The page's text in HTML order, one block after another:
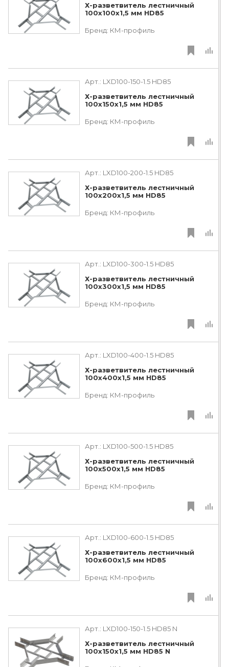
Х-разветвитель лестничный
100х100х1,5 мм HD85
Бренд: КМ-профиль
Арт.: LXD100-150-1.5 HD85
Х-разветвитель лестничный
100х150х1,5 мм HD85
Бренд: КМ-профиль
Арт.: LXD100-200-1.5 HD85
Х-разветвитель лестничный
100х200х1,5 мм HD85
Бренд: КМ-профиль
Арт.: LXD100-300-1.5 HD85
Х-разветвитель лестничный
100х300х1,5 мм HD85
Бренд: КМ-профиль
Арт.: LXD100-400-1.5 HD85
Х-разветвитель лестничный
100х400х1,5 мм HD85
Бренд: КМ-профиль
Арт.: LXD100-500-1.5 HD85
Х-разветвитель лестничный
100х500х1,5 мм HD85
Бренд: КМ-профиль
Арт.: LXD100-600-1.5 HD85
Х-разветвитель лестничный
100х600х1,5 мм HD85
Бренд: КМ-профиль
Арт.: LXD100-150-1.5 HD85 N
Х-разветвитель лестничный
100х150х1,5 мм HD85 N